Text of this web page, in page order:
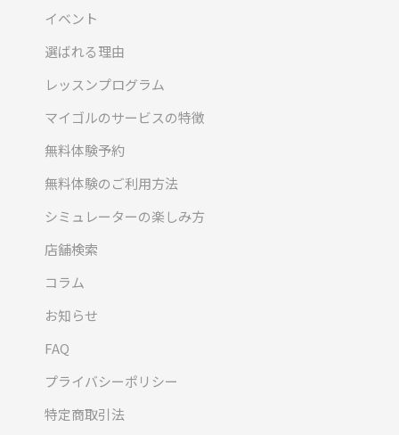
イベント
選ばれる理由
レッスンプログラム
マイゴルのサービスの特徴
無料体験予約
無料体験のご利用方法
シミュレーターの楽しみ方
店舗検索
コラム
お知らせ
FAQ
プライバシーポリシー
特定商取引法